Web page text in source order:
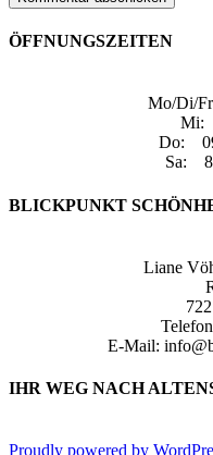
ÖFFNUNGSZEITEN
Mo/Di/
Mi:
Do:
Sa:
BLICKPUNKT
Liane
E-Mail:
IHR WEG NACH
Proudly powered by